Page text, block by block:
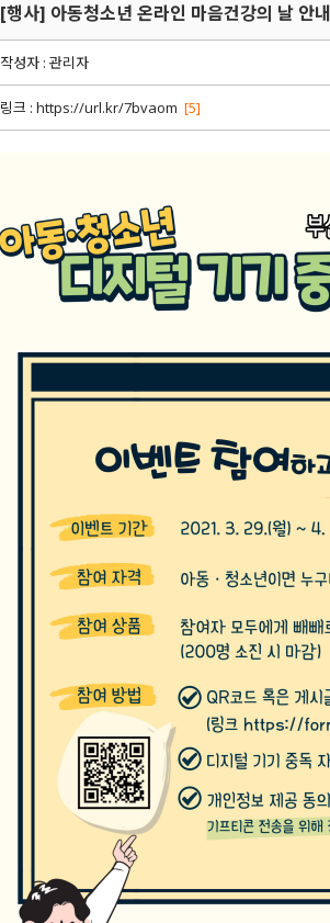
[행사] 아동청소년 온라인 마음건강의 날 안내
작성자 : 관리자
링크 : https://url.kr/7bvaom [5]